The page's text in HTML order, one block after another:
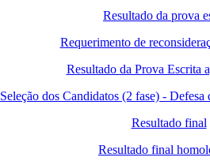
Resultado da prova
Requerimento de
Resultado da Prova Escrita
Seleção dos Candidatos (2 fase) -
Resultado final
Resultado final